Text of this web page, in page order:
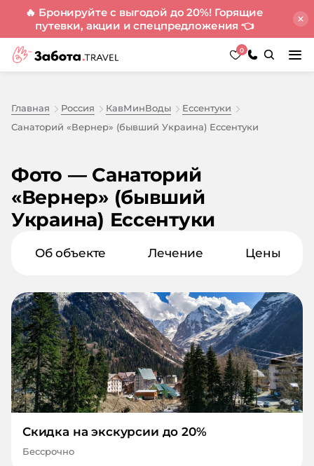
🔥 Бронируйте с выгодой до 20%! Горящие
путевки, акции и спецпредложения 👈
0
Главная Россия КавМинВоды
Ессентуки
Санаторий «Вернер» (бывший Украина) Ессентуки
Фото — Санаторий
«Вернер» (бывший
Украина) Ессентуки
Об объекте Лечение Цены
Скидка на экскурсии до 20%
Бессрочно